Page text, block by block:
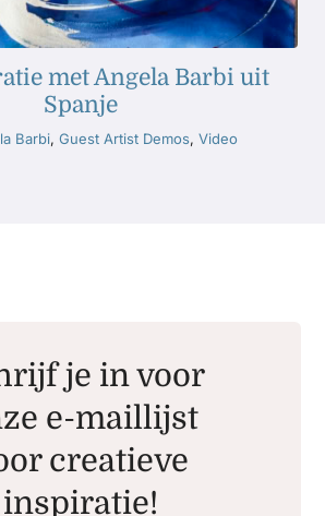
met Angela Barbi uit
Spanje
Barbi, Guest Artist Demos, Video
je in voor
e-maillijst
creatieve
inspiratie!